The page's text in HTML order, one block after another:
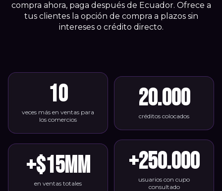
compra ahora, paga después de Ecuador. Ofrece a
tus clientes la opción de compra a plazos sin
intereses o crédito directo.
10
veces más en ventas para
los comercios
20.000
créditos colocados
+$15MM
en ventas totales
+250.000
usuarios con cupo
consultado